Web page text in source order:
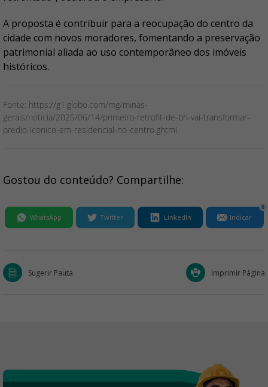
A proposta é contribuir para a reocupação do centro da
cidade com novos moradores, fomentando a preservação
patrimonial aliada ao uso contemporâneo dos imóveis
históricos.
Fonte: https://g1.globo.com/mg/minas-
gerais/noticia/2025/06/14/primeiro-retrofit-de-bh-vai-transformar-
predio-iconico-em-residencial-no-centro.ghtml
Gostou do conteúdo? Compartilhe:
WhatsApp Twitter LinkedIn Indicar
0
Sugerir Pauta Imprimir Página